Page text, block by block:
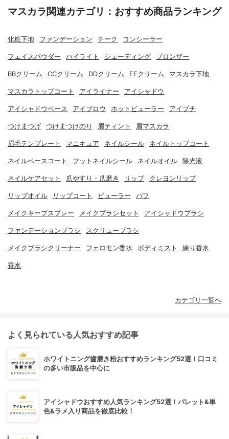
マスカラ関連カテゴリ：おすすめ商品ランキング
化粧下地 ファンデーション チーク コンシーラー
フェイスパウダー ハイライト シェーディング ブロンザー
BBクリーム CCクリーム DDクリーム EEクリーム マスカラ下地
マスカラトップコート アイライナー アイシャドウ
アイシャドウベース アイブロウ ホットビューラー アイプチ
つけまつげ つけまつげのり 眉ティント 眉マスカラ
眉毛テンプレート マニキュア ネイルシール ネイルトップコート
ネイルベースコート フットネイルシール ネイルオイル 除光液
ネイルケアセット 爪やすり・爪磨き リップ クレヨンリップ
リップオイル リップコート ビューラー パフ
メイクキープスプレー メイクブラシセット アイシャドウブラシ
ファンデーションブラシ スクリューブラシ
メイクブラシクリーナー フェロモン香水 ボディミスト 練り香水
香水
カテゴリ一覧へ
よく見られている人気おすすめ記事
ホワイトニング歯磨き粉おすすめランキング52選！口コミ
の多い市販品を中心に
アイシャドウおすすめ人気ランキング52選！パレット&単
色&ラメ入り商品を徹底比較！